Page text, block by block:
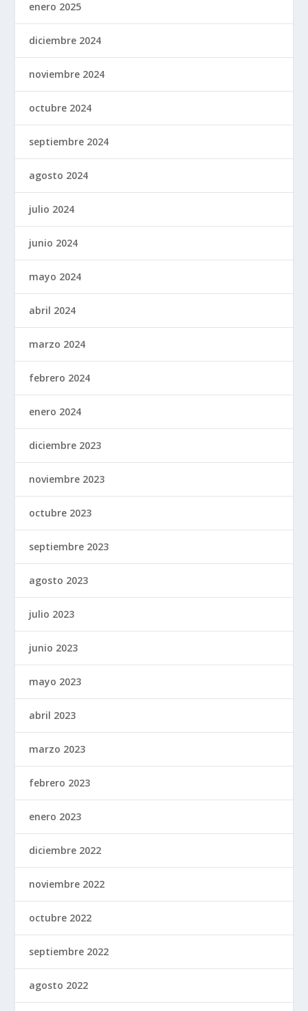
enero 2025
diciembre 2024
noviembre 2024
octubre 2024
septiembre 2024
agosto 2024
julio 2024
junio 2024
mayo 2024
abril 2024
marzo 2024
febrero 2024
enero 2024
diciembre 2023
noviembre 2023
octubre 2023
septiembre 2023
agosto 2023
julio 2023
junio 2023
mayo 2023
abril 2023
marzo 2023
febrero 2023
enero 2023
diciembre 2022
noviembre 2022
octubre 2022
septiembre 2022
agosto 2022